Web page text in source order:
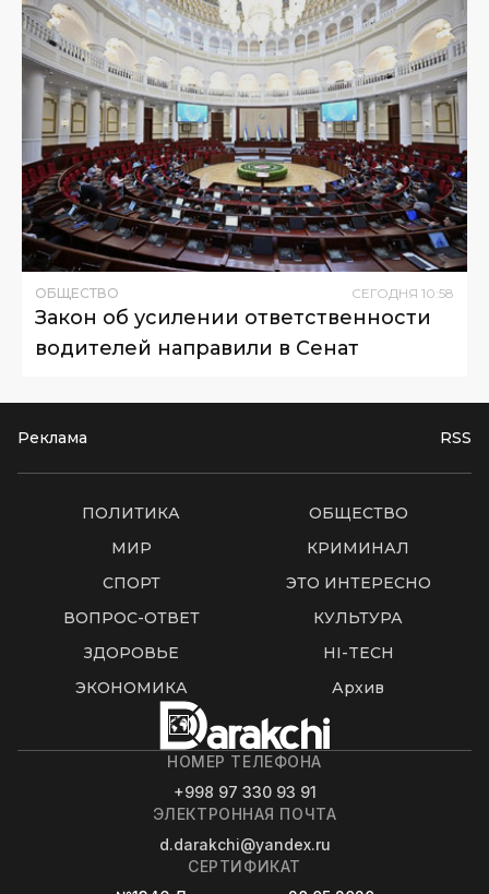
ОБЩЕСТВО СЕГОДНЯ 10:58
Закон об усилении ответственности
водителей направили в Сенат
Реклама RSS
ПОЛИТИКА
ОБЩЕСТВО
МИР
КРИМИНАЛ
СПОРТ
ЭТО ИНТЕРЕСНО
ВОПРОС-ОТВЕТ
КУЛЬТУРА
ЗДОРОВЬЕ
HI-TECH
ЭКОНОМИКА
Архив
НОМЕР ТЕЛЕФОНА
+998 97 330 93 91
ЭЛЕКТРОННАЯ ПОЧТА
d.darakchi@yandex.ru
СЕРТИФИКАТ